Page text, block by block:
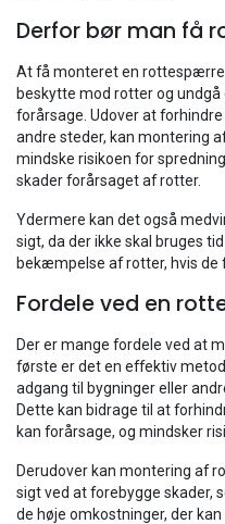
Derfor bør man få
At få monteret en
beskytte mod rotter og
forårsage. Udover at
andre steder, kan montering
mindske risikoen for
skader forårsaget af rotter.
Ydermere kan det også
sigt, da der ikke skal bruges
bekæmpelse af rotter, hvis de
Fordele ved en
Der er mange fordele ved at
første er det en effektiv
adgang til bygninger eller
Dette kan bidrage til at
kan forårsage, og mindsker
Derudover kan montering af
sigt ved at forebygge skader,
de høje omkostninger, der